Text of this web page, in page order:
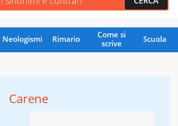
Neologismi Rimario
Come si
scrive
Scuola
Carene